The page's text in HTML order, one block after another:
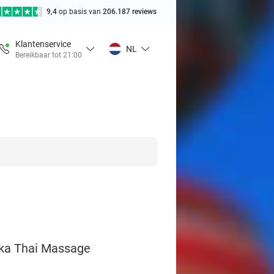
9,4 op basis van 206.187 reviews
Klantenservice
Bereikbaar tot 21:00
NL
Thai Massage